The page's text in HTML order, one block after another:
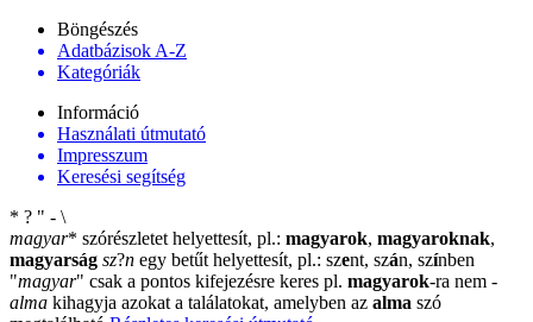
Böngészés
Adatbázisok A-Z
Kategóriák
Információ
Használati útmutató
Impresszum
Keresési segítség
* ? " - \
magyar* szórészletet helyettesít, pl.: magyarok, magyaroknak,
magyarság sz?n egy betűt helyettesít, pl.: szent, szán, színben
"magyar" csak a pontos kifejezésre keres pl. magyarok-ra nem -
alma kihagyja azokat a találatokat, amelyben az alma szó